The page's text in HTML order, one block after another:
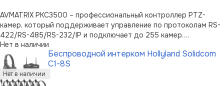
AVMATRIX PKC3500 – профессиональный контроллер PTZ-
камер, который поддерживает управление по протоколам RS-
422/RS-485/RS-232/IP и подключает до 255 камер.
Обеспечивает возможность управления панорамированием/
наклоном / зумом и фокусировкой камеры, балансом белого,
экспозицией. Более сложная наст …
Нет в наличии
Беспроводной интерком Hollyland Solidcom
C1-8S